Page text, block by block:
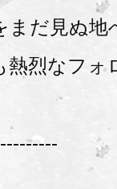
まだ見ぬ地
熱烈なフォ